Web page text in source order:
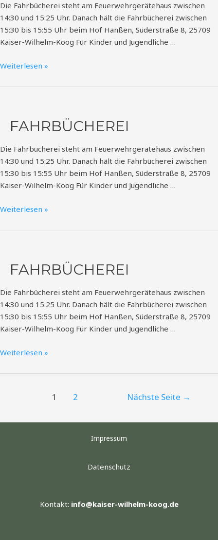
Die Fahrbücherei steht am Feuerwehrgerätehaus zwischen
14:30 und 15:25 Uhr. Danach hält die Fahrbücherei zwischen
15:30 bis 15:55 Uhr beim Hof Hanßen, Süderstraße 8, 25709
Kaiser-Wilhelm-Koog Für Kinder und Jugendliche …
Weiterlesen »
FAHRBÜCHEREI
Die Fahrbücherei steht am Feuerwehrgerätehaus zwischen
14:30 und 15:25 Uhr. Danach hält die Fahrbücherei zwischen
15:30 bis 15:55 Uhr beim Hof Hanßen, Süderstraße 8, 25709
Kaiser-Wilhelm-Koog Für Kinder und Jugendliche …
Weiterlesen »
FAHRBÜCHEREI
Die Fahrbücherei steht am Feuerwehrgerätehaus zwischen
14:30 und 15:25 Uhr. Danach hält die Fahrbücherei zwischen
15:30 bis 15:55 Uhr beim Hof Hanßen, Süderstraße 8, 25709
Kaiser-Wilhelm-Koog Für Kinder und Jugendliche …
Weiterlesen »
1 2 Nächste Seite →
Impressum
Datenschutz
Kontakt: info@kaiser-wilhelm-koog.de